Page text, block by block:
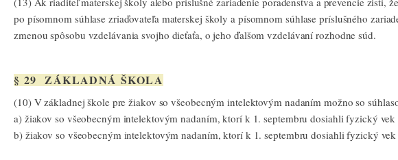
po písomnom súhlase zriaďovateľa materskej školy a písomnom súhlase príslušného
zmenou spôsobu vzdelávania svojho dieťaťa, o jeho ďalšom vzdelávaní rozhodne súd.
§ 29 ZÁKLADNÁ ŠKOLA
(10) V základnej škole pre žiakov so všeobecným intelektovým nadaním možno so
a) žiakov so všeobecným intelektovým nadaním, ktorí k 1. septembru dosiahli fyzický vek
b) žiakov so všeobecným intelektovým nadaním, ktorí k 1. septembru dosiahli fyzický